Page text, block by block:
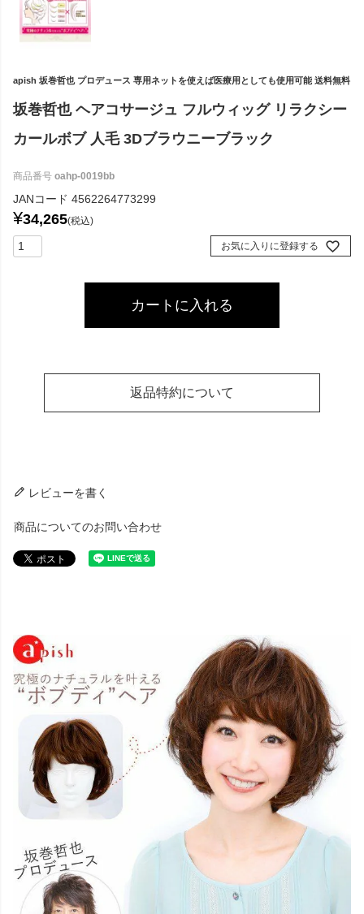
apish 坂巻哲也 プロデュース 専用ネットを使えば医療用としても使用可能 送料無料
坂巻哲也 ヘアコサージュ フルウィッグ リラクシー
カールボブ 人毛 3Dブラウニーブラック
商品番号 oahp-0019bb
JANコード 4562264773299
¥34,265 税込
お気に入りに登録する
カートに入れる
返品特約について
レビューを書く
商品についてのお問い合わせ